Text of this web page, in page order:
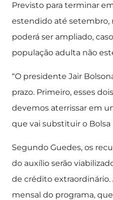
Previsto para terminar
estendido até setembro,
poderá ser ampliado,
população adulta não
“O presidente Jair
prazo. Primeiro, esses
devemos aterrissar em
que vai substituir o Bolsa
Segundo Guedes, os
do auxílio serão
de crédito
mensal do programa,